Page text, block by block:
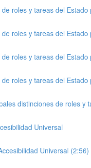
roles y tareas del
roles y tareas del
roles y tareas del
roles y tareas del
distinciones de roles
Universal
Universal (2:56)